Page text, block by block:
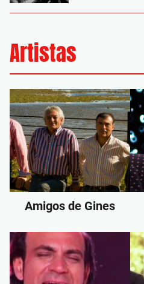
Artistas
Amigos de Gines